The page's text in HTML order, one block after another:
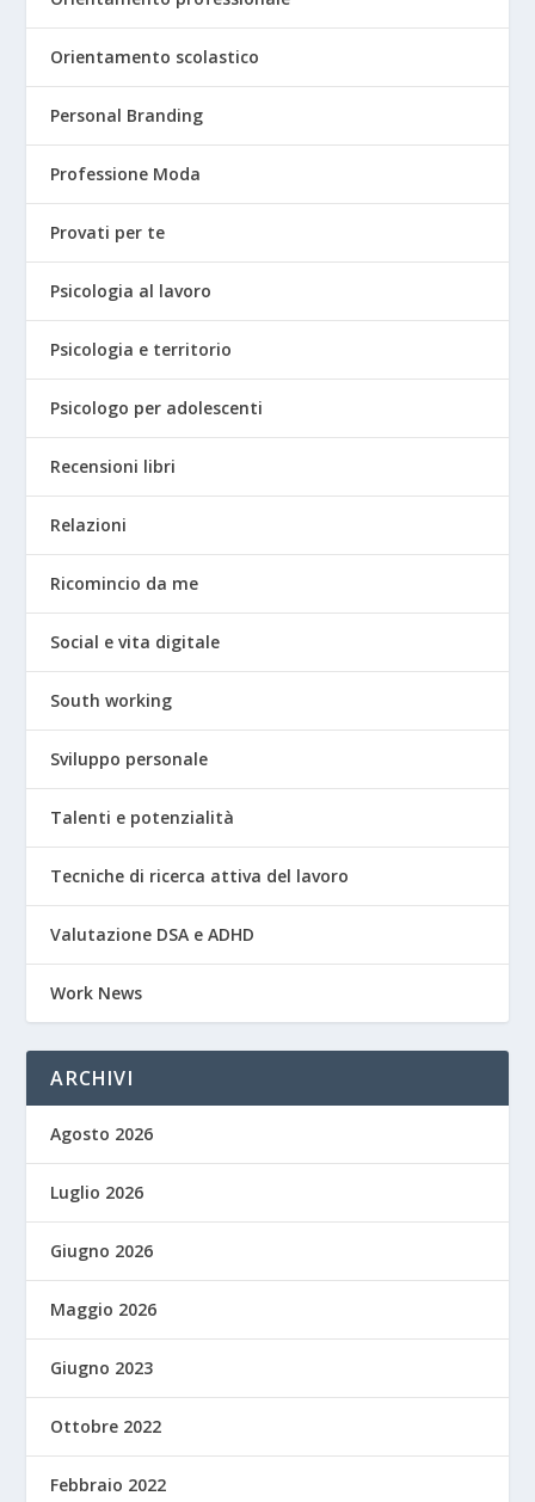
Orientamento scolastico
Personal Branding
Professione Moda
Provati per te
Psicologia al lavoro
Psicologia e territorio
Psicologo per adolescenti
Recensioni libri
Relazioni
Ricomincio da me
Social e vita digitale
South working
Sviluppo personale
Talenti e potenzialità
Tecniche di ricerca attiva del lavoro
Valutazione DSA e ADHD
Work News
ARCHIVI
Agosto 2026
Luglio 2026
Giugno 2026
Maggio 2026
Giugno 2023
Ottobre 2022
Febbraio 2022